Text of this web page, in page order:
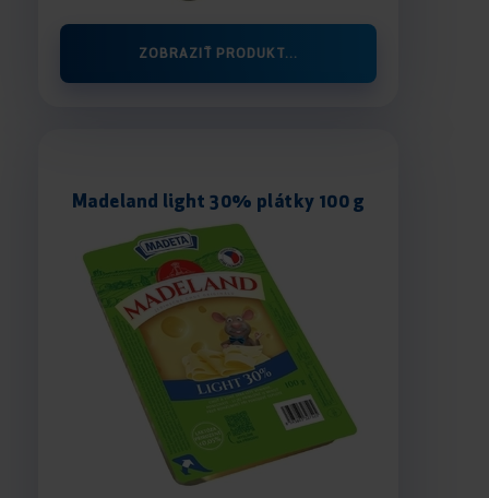
ZOBRAZIŤ PRODUKT...
Madeland light 30% plátky 100 g